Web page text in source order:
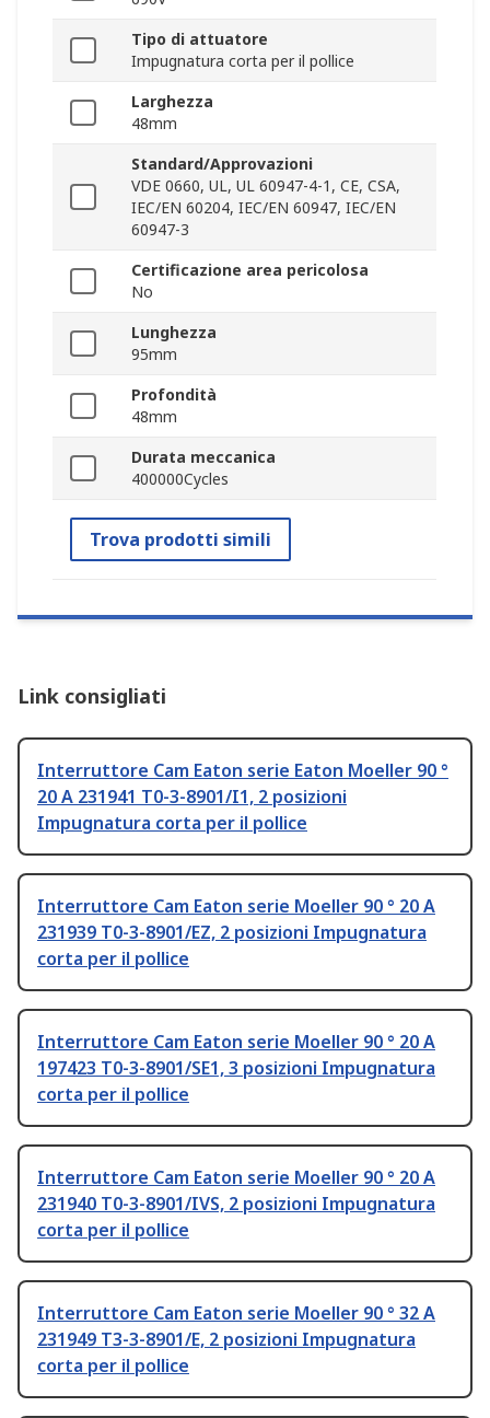
Tipo di attuatore
Impugnatura corta per il pollice
Larghezza
48mm
Standard/Approvazioni
VDE 0660, UL, UL 60947-4-1, CE, CSA,
IEC/EN 60204, IEC/EN 60947, IEC/EN
60947-3
Certificazione area pericolosa
No
Lunghezza
95mm
Profondità
48mm
Durata meccanica
400000Cycles
Trova prodotti simili
Link consigliati
Interruttore Cam Eaton serie Eaton Moeller 90 °
20 A 231941 T0-3-8901/I1, 2 posizioni
Impugnatura corta per il pollice
Interruttore Cam Eaton serie Moeller 90 ° 20 A
231939 T0-3-8901/EZ, 2 posizioni Impugnatura
corta per il pollice
Interruttore Cam Eaton serie Moeller 90 ° 20 A
197423 T0-3-8901/SE1, 3 posizioni Impugnatura
corta per il pollice
Interruttore Cam Eaton serie Moeller 90 ° 20 A
231940 T0-3-8901/IVS, 2 posizioni Impugnatura
corta per il pollice
Interruttore Cam Eaton serie Moeller 90 ° 32 A
231949 T3-3-8901/E, 2 posizioni Impugnatura
corta per il pollice